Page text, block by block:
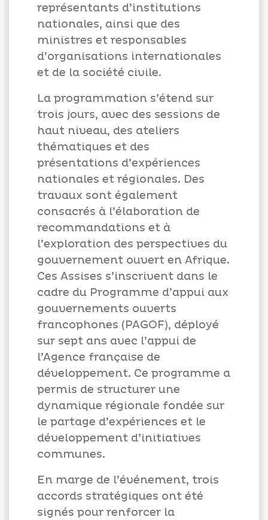
représentants d’institutions
nationales, ainsi que des
ministres et responsables
d’organisations internationales
et de la société civile.
La programmation s’étend sur
trois jours, avec des sessions de
haut niveau, des ateliers
thématiques et des
présentations d’expériences
nationales et régionales. Des
travaux sont également
consacrés à l’élaboration de
recommandations et à
l’exploration des perspectives du
gouvernement ouvert en Afrique.
Ces Assises s’inscrivent dans le
cadre du Programme d’appui aux
gouvernements ouverts
francophones (PAGOF), déployé
sur sept ans avec l’appui de
l’Agence française de
développement. Ce programme a
permis de structurer une
dynamique régionale fondée sur
le partage d’expériences et le
développement d’initiatives
communes.
En marge de l’événement, trois
accords stratégiques ont été
signés pour renforcer la